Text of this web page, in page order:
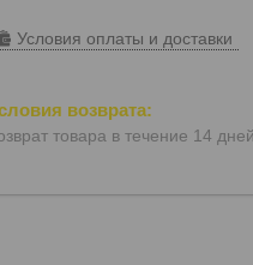
Условия оплаты и доставки
товара в течение 14 дней